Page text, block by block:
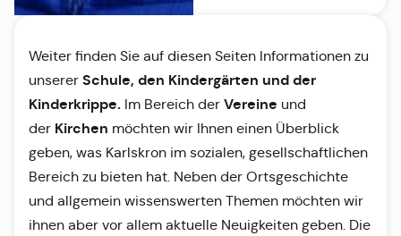
Weiter finden Sie auf diesen Seiten Informationen zu
unserer Schule, den Kindergärten und der
Kinderkrippe. Im Bereich der Vereine und
der Kirchen möchten wir Ihnen einen Überblick
geben, was Karlskron im sozialen, gesellschaftlichen
Bereich zu bieten hat. Neben der Ortsgeschichte
und allgemein wissenswerten Themen möchten wir
ihnen aber vor allem aktuelle Neuigkeiten geben. Die